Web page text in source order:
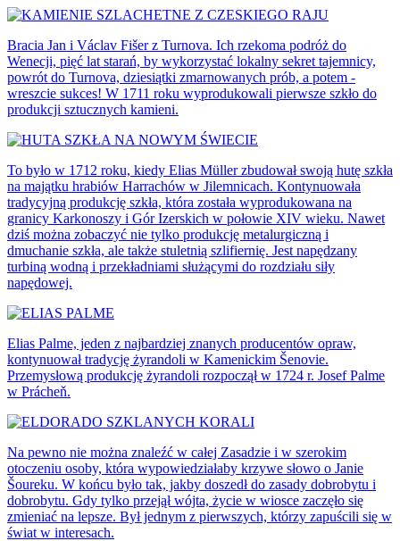
Bracia Jan i Václav Fišer z Turnova. Ich rzekoma podróż do
Wenecji, pięć lat starań, by wykorzystać lokalny sekret tajemnicy,
powrót do Turnova, dziesiątki zmarnowanych prób, a potem -
wreszcie sukces! W 1711 roku wyprodukowali pierwsze szkło do
produkcji sztucznych kamieni.
To było w 1712 roku, kiedy Elias Müller zbudował swoją hutę szkła
na majątku hrabiów Harrachów w Jilemnicach. Kontynuowała
tradycyjną produkcję szkła, która została wyprodukowana na
granicy Karkonoszy i Gór Izerskich w połowie XIV wieku. Nawet
dziś można zobaczyć nie tylko produkcję metalurgiczną i
dmuchanie szkła, ale także stuletnią szlifiernię. Jest napędzany
turbiną wodną i przekładniami służącymi do rozdziału siły
napędowej.
Elias Palme, jeden z najbardziej znanych producentów opraw,
kontynuował tradycję żyrandoli w Kamenickim Šenovie.
Przemysłową produkcję żyrandoli rozpoczął w 1724 r. Josef Palme
w Prácheň.
Na pewno nie można znaleźć w całej Zasadzie i w szerokim
otoczeniu osoby, która wypowiedziałaby krzywe słowo o Janie
Šoureku. W końcu było tak, jakby doszedł do zasady dobrobytu i
dobrobytu. Gdy tylko przejął wójta, życie w wiosce zaczęło się
zmieniać na lepsze. Był jednym z pierwszych, którzy zapuścili się w
świat w interesach.